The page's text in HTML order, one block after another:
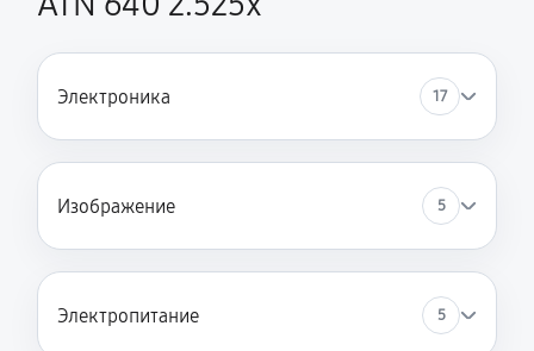
Электроника 17
Изображение 5
Электропитание 5